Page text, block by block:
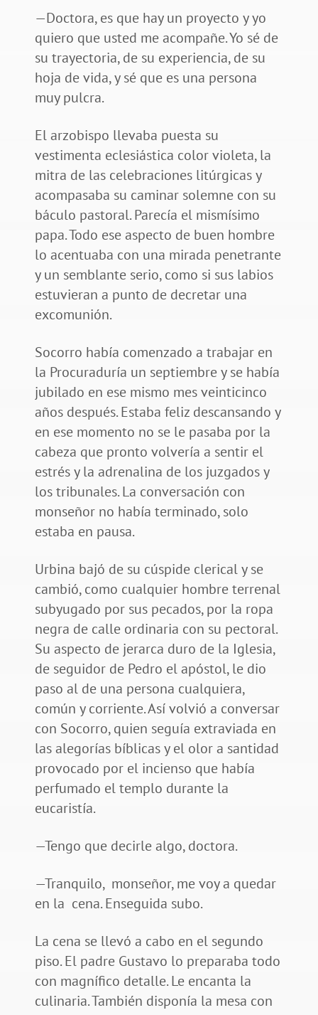
—Doctora, es que hay un proyecto y yo
quiero que usted me acompañe. Yo sé de
su trayectoria, de su experiencia, de su
hoja de vida, y sé que es una persona
muy pulcra.
El arzobispo llevaba puesta su
vestimenta eclesiástica color violeta, la
mitra de las celebraciones litúrgicas y
acompasaba su caminar solemne con su
báculo pastoral. Parecía el mismísimo
papa. Todo ese aspecto de buen hombre
lo acentuaba con una mirada penetrante
y un semblante serio, como si sus labios
estuvieran a punto de decretar una
excomunión.
Socorro había comenzado a trabajar en
la Procuraduría un septiembre y se había
jubilado en ese mismo mes veinticinco
años después. Estaba feliz descansando y
en ese momento no se le pasaba por la
cabeza que pronto volvería a sentir el
estrés y la adrenalina de los juzgados y
los tribunales. La conversación con
monseñor no había terminado, solo
estaba en pausa.
Urbina bajó de su cúspide clerical y se
cambió, como cualquier hombre terrenal
subyugado por sus pecados, por la ropa
negra de calle ordinaria con su pectoral.
Su aspecto de jerarca duro de la Iglesia,
de seguidor de Pedro el apóstol, le dio
paso al de una persona cualquiera,
común y corriente. Así volvió a conversar
con Socorro, quien seguía extraviada en
las alegorías bíblicas y el olor a santidad
provocado por el incienso que había
perfumado el templo durante la
eucaristía.
—Tengo que decirle algo, doctora.
—Tranquilo, monseñor, me voy a quedar
en la cena. Enseguida subo.
La cena se llevó a cabo en el segundo
piso. El padre Gustavo lo preparaba todo
con magnífico detalle. Le encanta la
culinaria. También disponía la mesa con